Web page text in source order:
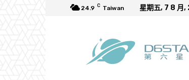
24.9 C Taiwan 星期五, 7 8 月